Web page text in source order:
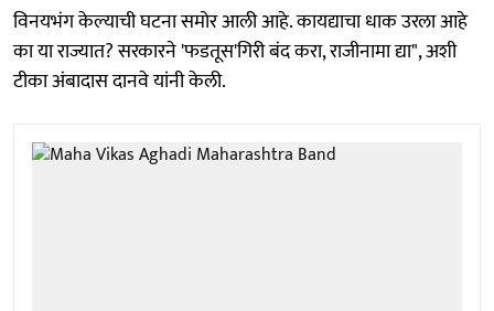
विनयभंग केल्याची घटना समोर आली आहे. कायद्याचा धाक उरला आहे
का या राज्यात? सरकारने 'फडतूस'गिरी बंद करा, राजीनामा द्या", अशी
टीका अंबादास दानवे यांनी केली.